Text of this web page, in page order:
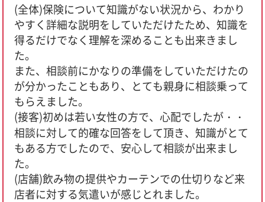
(全体)保険について知識がない状況から、わかり
やすく詳細な説明をしていただけたため、知識を
得るだけでなく理解を深めることも出来きまし
た。
また、相談前にかなりの準備をしていただけたの
が分かったこともあり、とても親身に相談乗って
もらえました。
(接客)初めは若い女性の方で、心配でしたが・・
相談に対して的確な回答をして頂き、知識がとて
もある方でしたので、安心して相談が出来まし
た。
(店舗)飲み物の提供やカーテンでの仕切りなど来
店者に対する気遣いが感じとれました。